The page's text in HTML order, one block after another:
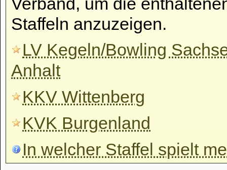
Staffeln anzuzeigen.
LV Kegeln/Bowling
Anhalt
KKV Wittenberg
KVK Burgenland
In welcher Staffel spielt